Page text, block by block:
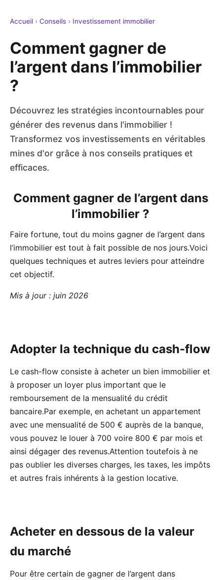
Accueil › Conseils › Investissement immobilier
Comment gagner de
l’argent dans l’immobilier
?
Découvrez les stratégies incontournables pour
générer des revenus dans l'immobilier !
Transformez vos investissements en véritables
mines d'or grâce à nos conseils pratiques et
efficaces.
Comment gagner de l’argent dans
l’immobilier ?
Faire fortune, tout du moins gagner de l’argent dans
l’immobilier est tout à fait possible de nos jours.Voici
quelques techniques et autres leviers pour atteindre
cet objectif.
Mis à jour : juin 2026
Adopter la technique du cash-flow
Le cash-flow consiste à acheter un bien immobilier et
à proposer un loyer plus important que le
remboursement de la mensualité du crédit
bancaire.Par exemple, en achetant un appartement
avec une mensualité de 500 € auprès de la banque,
vous pouvez le louer à 700 voire 800 € par mois et
ainsi dégager des revenus.Attention toutefois à ne
pas oublier les diverses charges, les taxes, les impôts
et autres frais inhérents à la gestion locative.
Acheter en dessous de la valeur
du marché
Pour être certain de gagner de l’argent dans